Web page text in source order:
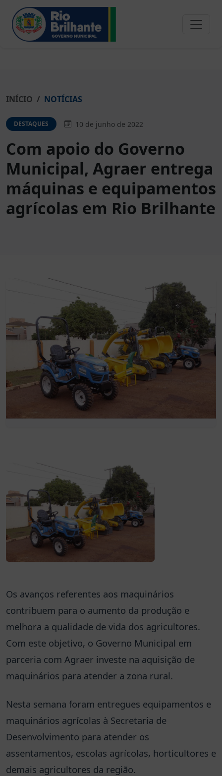
INÍCIO NOTÍCIAS
DESTAQUES 10 de junho de 2022
Com apoio do Governo
Municipal, Agraer entrega
máquinas e equipamentos
agrícolas em Rio Brilhante
Os avanços referentes aos maquinários
contribuem para o aumento da produção e
melhora a qualidade de vida dos agricultores.
Com este objetivo, o Governo Municipal em
parceria com Agraer investe na aquisição de
maquinários para atender a zona rural.
Nesta semana foram entregues equipamentos e
maquinários agrícolas à Secretaria de
Desenvolvimento para atender os
assentamentos, escolas agrícolas, horticultores e
demais agricultores da região.